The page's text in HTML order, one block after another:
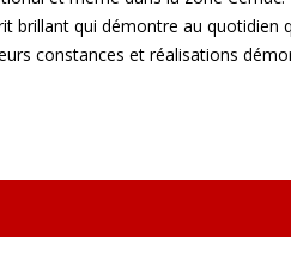
brillant qui démontre au quotidien
constances et réalisations